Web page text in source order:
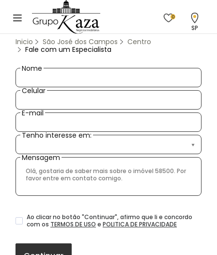
0
SP
Inicio São José dos Campos
Centro
Fale com um Especialista
Nome
Celular
E-mail
Tenho interesse em:
Mensagem
Ao clicar no botão "Continuar", afirmo que li e concordo
com os TERMOS DE USO e POLITICA DE PRIVACIDADE